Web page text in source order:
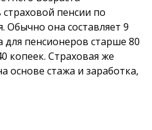
пенсии по
Обычно она составляет 9
для пенсионеров старше 80
копеек. Страховая же
основе стажа и заработка,